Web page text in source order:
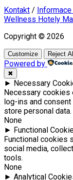
Kontakt /
Wellness Hotely
Copyright © 2026
Customize Reject All
Powered by
✖
► Necessary
Necessary
log-ins and
store personal data.
None
► Functional
Functional cookies
social media,
tools.
None
► Analytical